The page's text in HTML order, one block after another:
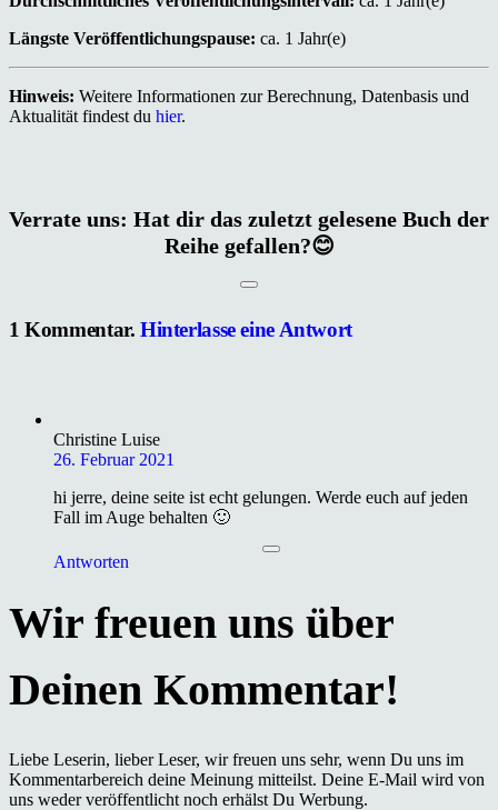
Längste Veröffentlichungspause: ca. 1 Jahr(e)
Hinweis: Weitere Informationen zur Berechnung, Datenbasis und
Aktualität findest du hier.
Verrate uns: Hat dir das zuletzt gelesene Buch der
Reihe gefallen?😊
1Kommentar. Hinterlasse eine Antwort
Christine Luise
26. Februar 2021
hi jerre, deine seite ist echt gelungen. Werde euch auf jeden
Fall im Auge behalten 🙂
Antworten
Liebe Leserin, lieber Leser, wir freuen uns sehr, wenn Du uns im
Kommentarbereich deine Meinung mitteilst. Deine E-Mail wird von
uns weder veröffentlicht noch erhälst Du Werbung.